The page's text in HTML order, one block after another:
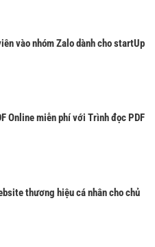
vào nhóm Zalo dành cho startUp
Online miễn phí với Trình đọc PDF
thương hiệu cá nhân cho chủ